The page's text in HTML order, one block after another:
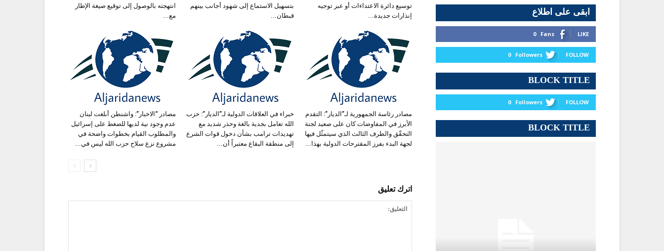
انتهجته بالوصول إلى توقيع صيغة الإطار
مع...
بتسهيل الاستماع إلى شهود أجانب بينهم
قبطان...
توسيع دائرة الاعتداءات أو عبر توجيه
إنذارات جديدة...
مصادر “الاخبار”: واشنطن أبلغت لبنان
عدم وجود نية لديها للضغط على إسرائيل
والمطلوب القيام بخطوات واضحة في
مشروع نزع سلاح حزب الله ليس في...
خبراء في العلاقات الدولية لـ”الديار”: حزب
الله تعامل بجدية بالغة وحذر شديد مع
تهديدات ترامب بشأن دخول قوات الشرع
إلى منطقة البقاع معتبراً أن...
مصادر رئاسة الجمهورية لـ”الديار”: التقدم
الأبرز في المفاوضات كان على صعيد لجنة
التحقّق والطرف الثالث الذي سيتمثّل فيها
لجهة البدء بفرز المقترحات الدولية بهذا...
اترك تعليق
ابقى على اطلاع
0 Fans LIKE
0 Followers FOLLOW
BLOCK TITLE
0 Followers FOLLOW
BLOCK TITLE